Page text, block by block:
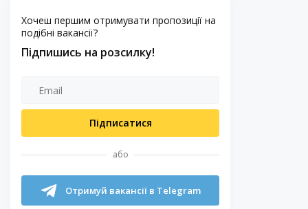
Хочеш першим отримувати пропозиції на
подібні вакансії?
Підпишись на розсилку!
Підписатися
або
Отримуй вакансії в Telegram